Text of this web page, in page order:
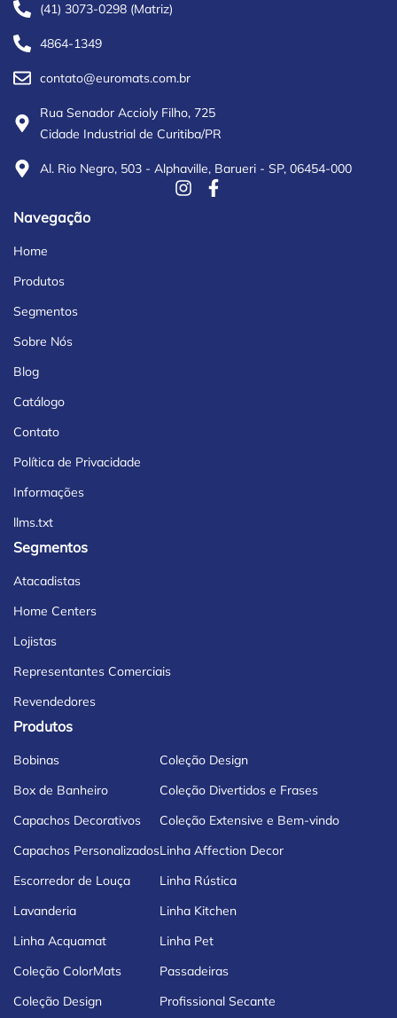
(41) 3073-0298 (Matriz)
4864-1349
contato@euromats.com.br
Rua Senador Accioly Filho, 725
Cidade Industrial de Curitiba/PR
Al. Rio Negro, 503 - Alphaville, Barueri - SP, 06454-000
Navegação
Home
Produtos
Segmentos
Sobre Nós
Blog
Catálogo
Contato
Política de Privacidade
Informações
llms.txt
Segmentos
Atacadistas
Home Centers
Lojistas
Representantes Comerciais
Revendedores
Produtos
Bobinas
Box de Banheiro
Capachos Decorativos
Capachos Personalizados
Escorredor de Louça
Lavanderia
Linha Acquamat
Coleção ColorMats
Coleção Design
Coleção Design
Coleção Divertidos e Frases
Coleção Extensive e Bem-vindo
Linha Affection Decor
Linha Rústica
Linha Kitchen
Linha Pet
Passadeiras
Profissional Secante